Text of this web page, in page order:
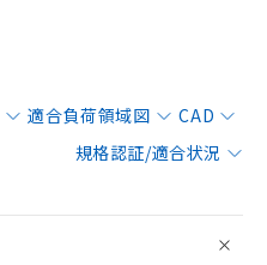
適合負荷領域図
CAD
規格認証/適合状況